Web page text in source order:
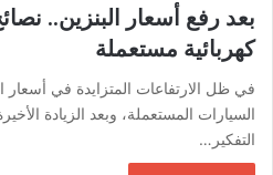
بعد رفع أسعار البنزين..
كهربائية مستعملة
في ظل الارتفاعات المتزايدة في أسعار
السيارات المستعملة، وبعد الزيادة
التفكير…